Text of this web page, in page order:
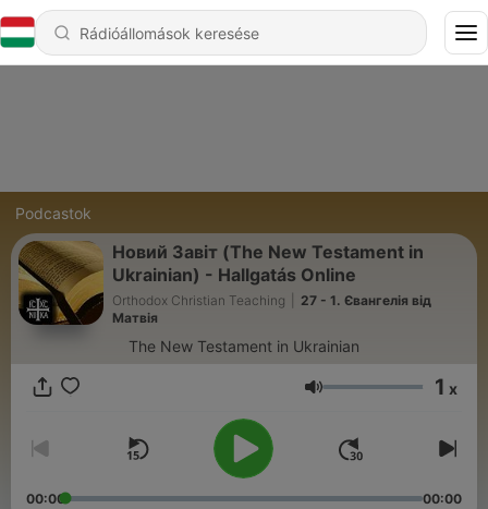
Podcastok
Новий Завіт (The New Testament in
Ukrainian) - Hallgatás Online
Orthodox Christian Teaching
27 - 1. Євангелія від
Матвія
The New Testament in Ukrainian
Hangerő 1 x
00:00 00:00